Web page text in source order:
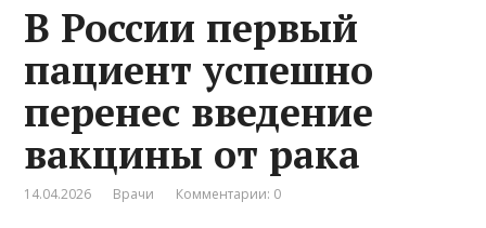
В России первый
пациент успешно
перенес введение
вакцины от рака
14.04.2026 Врачи Комментарии: 0